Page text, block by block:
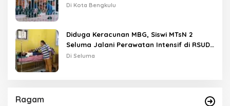
Di Kota Bengkulu
Diduga Keracunan MBG, Siswi MTsN 2
Seluma Jalani Perawatan Intensif di RSUD
Tais
Di Seluma
Ragam